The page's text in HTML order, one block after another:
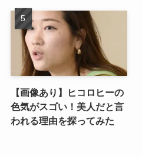
【画像あり】ヒコロヒーの
色気がスゴい！美人だと言
われる理由を探ってみた